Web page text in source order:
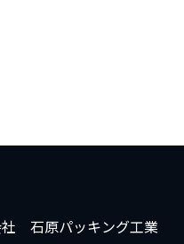
石原パッキング工業